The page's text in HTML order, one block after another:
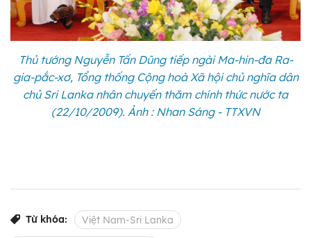
Thủ tướng Nguyễn Tấn Dũng tiếp ngài Ma-hin-đa Ra-
gia-pắc-xơ, Tổng thống Cộng hoà Xã hội chủ nghĩa dân
chủ Sri Lanka nhân chuyến thăm chính thức nước ta
(22/10/2009). Ảnh : Nhan Sáng - TTXVN
Từ khóa: Việt Nam-Sri Lanka